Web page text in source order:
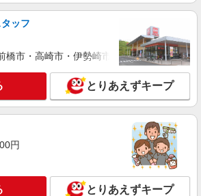
ッフ
橋市・高崎市・伊勢崎市・太田市・館林市
とりあえずキープ
円
とりあえずキープ